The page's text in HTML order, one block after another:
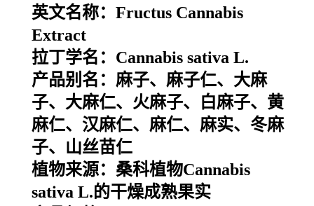
英文名称： Fructus Cannabis
Extract
拉丁学名： Cannabis sativa L.
产品别名： 麻子、麻子仁、大麻
子、大麻仁、火麻子、白麻子、黄
麻仁、汉麻仁、麻仁、麻实、冬麻
子、山丝苗仁
植物来源： 桑科植物Cannabis
sativa L.的干燥成熟果实